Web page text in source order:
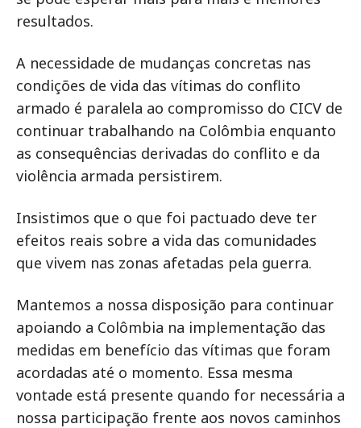
resultados.
A necessidade de mudanças concretas nas
condições de vida das vítimas do conflito
armado é paralela ao compromisso do CICV de
continuar trabalhando na Colômbia enquanto
as consequências derivadas do conflito e da
violência armada persistirem.
Insistimos que o que foi pactuado deve ter
efeitos reais sobre a vida das comunidades
que vivem nas zonas afetadas pela guerra.
Mantemos a nossa disposição para continuar
apoiando a Colômbia na implementação das
medidas em benefício das vítimas que foram
acordadas até o momento. Essa mesma
vontade está presente quando for necessária a
nossa participação frente aos novos caminhos